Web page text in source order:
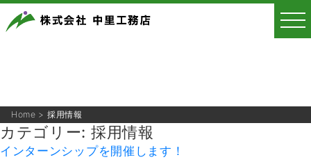
Home > 採用情報
カテゴリー: 採用情報
インターンシップを開催します！